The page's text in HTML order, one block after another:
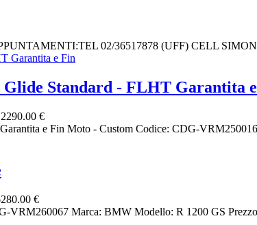
02/36517878 (UFF) CELL
Standard - FLHT Garantita
€
e Fin Moto - Custom Codice: CDG-
€
VRM260067 Marca: BMW Modello: R 1200 GS